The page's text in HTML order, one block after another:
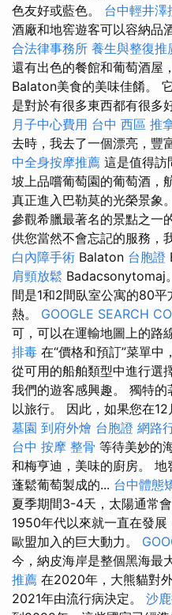
色友好或藍色。 台中輕井澤
酒廠和地窖遊客可以容納品
合法律事務所 養生與整復推
還有出色的餐館和葡萄酒屋
Balaton美食的美味佳餚。
是對於有很多東西都有很多
月子中心費用 台中 西區 推
去時，我去了一個漂亮，豐
中全身按摩推薦 這是值得訪
坡上品嚐葡萄園的葡萄酒，
真正進入巴勒莫的光榮景象。
參觀希臘最著名的景點之一
供您當然不會忘記的服務，
白內障手術 Balaton 台胞證
肩頸放鬆 Badacsonytomaj
間是1和2間臥室公寓的80
熱。 GOOGLE SEARCH
可，可以在運輸地圖上的路
排毒 在“價格和預訂”菜單中
從可用的船舶類型中進行選
我們的遊客感興趣。 獨特
以旅行。 因此，如果您在12
墓園 到府外燴 台胞證 網路
台中 按摩 整骨 等待美妙的
和梅亨迪，美味的廚房。
蓬鬆葡萄製成的... 台中體態
夏季期間3-4天，太陽通常
1950年代以來就一直在發
歐盟加入的巨大動力。
今，納皮海岸是整個黑海最
推薦 在2020年，大熊貓對
2021年由流行病決定。 沙